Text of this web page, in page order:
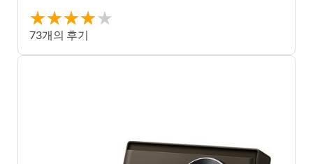
★★★★
★
★★★★★
73개의 후기